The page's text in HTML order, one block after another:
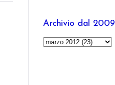
Archivio dal 2009